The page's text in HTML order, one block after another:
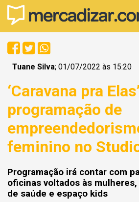
Tuane Silva; 01/07/2022 às 15:20
‘Caravana pra
programação de
feminino no
Programação irá contar com
oficinas voltados às
de saúde e espaço kids